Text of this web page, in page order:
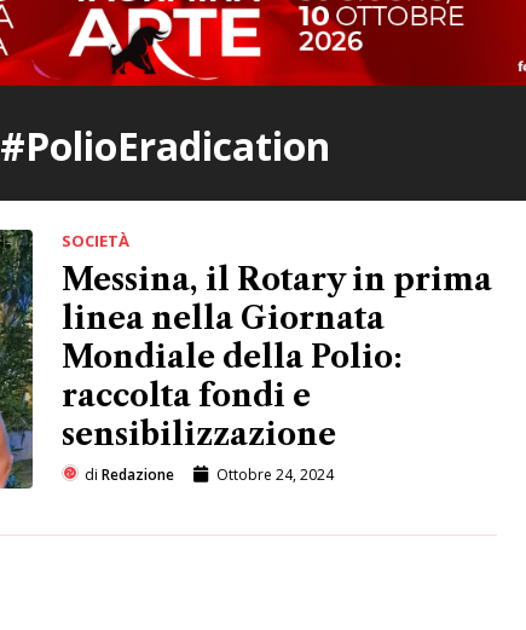
#PolioEradication
SOCIETÀ
Messina, il Rotary in prima
linea nella Giornata
Mondiale della Polio:
raccolta fondi e
sensibilizzazione
di Redazione Ottobre 24, 2024